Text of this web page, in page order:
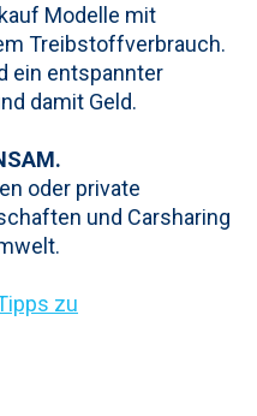
Modelle mit
Treibstoffverbrauch.
ein entspannter
damit Geld.
oder private
und Carsharing
zu